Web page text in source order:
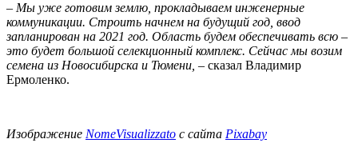
– Мы уже готовим землю, прокладываем инженерные
коммуникации. Строить начнем на будущий год, ввод
запланирован на 2021 год. Область будем обеспечивать всю –
это будет большой селекционный комплекс. Сейчас мы возим
семена из Новосибирска и Тюмени, – сказал Владимир
Ермоленко.
Изображение NomeVisualizzato с сайта Pixabay